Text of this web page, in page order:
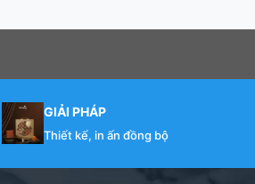
GIẢI PHÁP
Thiết kế, in ấn đồng bộ